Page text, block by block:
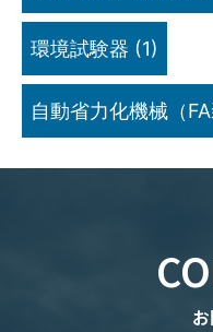
環境試験器 (1)
自動省力化機械（FA